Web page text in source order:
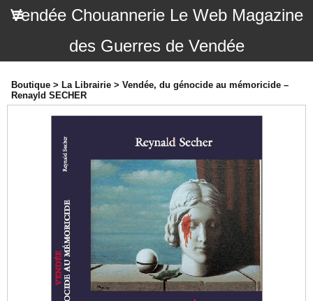
Vendée Chouannerie Le Web Magazine
des Guerres de Vendée
Boutique > La Librairie > Vendée, du génocide au mémoricide –
Renayld SECHER